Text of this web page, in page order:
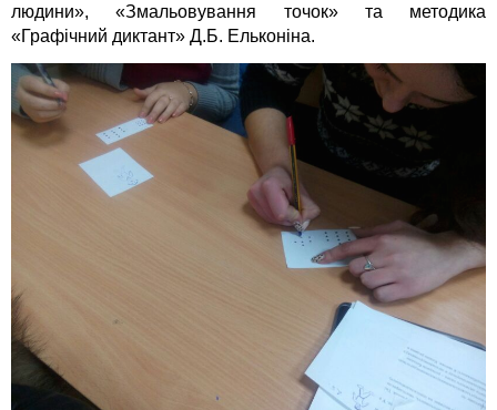
людини», «Змальовування точок» та методика
«Графічний диктант» Д.Б. Ельконіна.